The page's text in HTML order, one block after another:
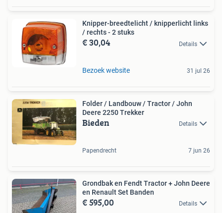
Knipper-breedtelicht / knipperlicht links
/ rechts - 2 stuks
€ 30,04 Details
Bezoek website 31 jul 26
Folder / Landbouw / Tractor / John
Deere 2250 Trekker
Bieden Details
Papendrecht 7 jun 26
Grondbak en Fendt Tractor + John Deere
en Renault Set Banden
€ 595,00 Details